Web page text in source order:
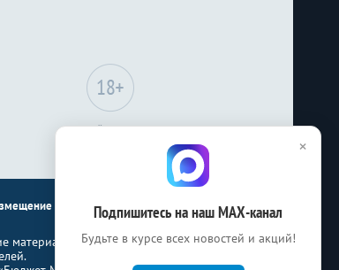
Сайт может содержать
предназначенные для лиц
рекламы
материалов Бюджет.ru
×
Подпишитесь на наш МАХ-канал
Будьте в курсе всех новостей и акций!